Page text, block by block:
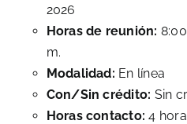
2026
Horas de reunión:
m.
Modalidad: En línea
Con/Sin crédito: Sin
Horas contacto: 4